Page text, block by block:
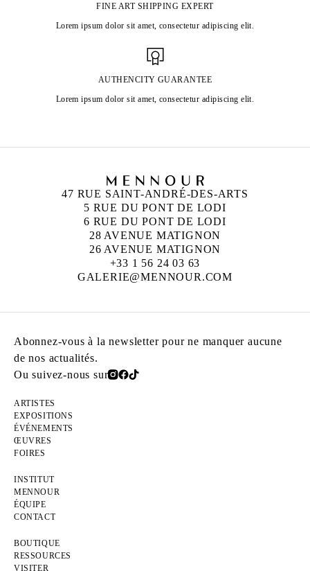
FINE ART SHIPPING EXPERT
Lorem ipsum dolor sit amet, consectetur adipiscing elit.
AUTHENCITY GUARANTEE
Lorem ipsum dolor sit amet, consectetur adipiscing elit.
47 RUE SAINT-ANDRÉ-DES-ARTS
5 RUE DU PONT DE LODI
6 RUE DU PONT DE LODI
28 AVENUE MATIGNON
26 AVENUE MATIGNON
+33 1 56 24 03 63
GALERIE@MENNOUR.COM
Abonnez-vous à la newsletter pour ne manquer aucune
de nos actualités.
Ou suivez-nous sur
ARTISTES
EXPOSITIONS
ÉVÉNEMENTS
ŒUVRES
FOIRES
INSTITUT
MENNOUR
ÉQUIPE
CONTACT
BOUTIQUE
RESSOURCES
VISITER